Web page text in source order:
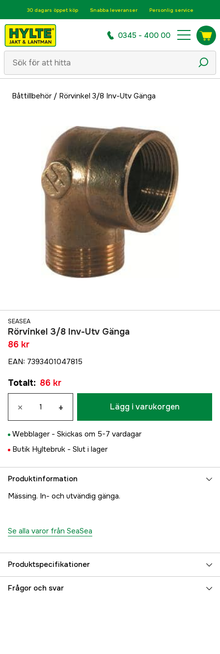
30 dagars öppet köp Snabba leveranser Personlig service
0345 - 400 00
Båttillbehör/ Rörvinkel 3/8 Inv-Utv Gänga
SEASEA
Rörvinkel 3/8 Inv-Utv Gänga
86 kr
EAN: 7393401047815
Totalt: 86 kr
× + Lägg i varukorgen
Webblager - Skickas om 5-7 vardagar
Butik Hyltebruk - Slut i lager
Produktinformation
Mässing. In- och utvändig gänga.
Se alla varor från SeaSea
Produktspecifikationer
Referensnummer 5000023184
Frågor och svar